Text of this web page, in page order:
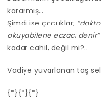
kararmış…
Şimdi ise çocuklar;
okuyabilene eczacı denir”
kadar cahil, değil mi?..
Vadiye yuvarlanan taş sel
{*}{*}{*}